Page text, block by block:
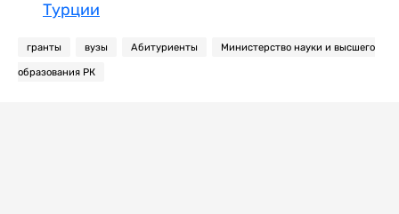
Турции
гранты вузы Абитуриенты Министерство науки и высшего
образования РК